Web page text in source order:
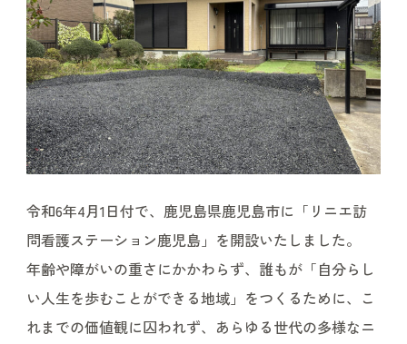
令和6年4月1日付で、鹿児島県鹿児島市に「リニエ訪
問看護ステーション鹿児島」を開設いたしました。
年齢や障がいの重さにかかわらず、誰もが「自分らし
い人生を歩むことができる地域」をつくるために、こ
れまでの価値観に囚われず、あらゆる世代の多様なニ